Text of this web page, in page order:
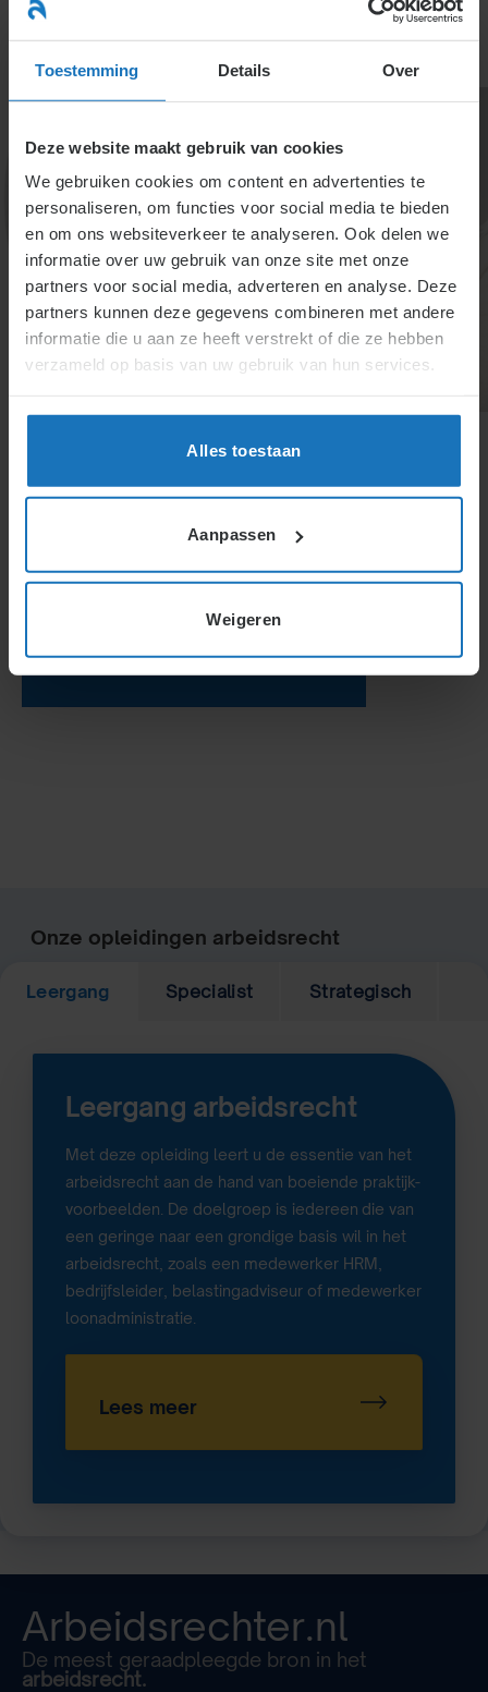
Toestemming Details Over
Deze website maakt gebruik van cookies
We gebruiken cookies om content en advertenties te
personaliseren, om functies voor social media te bieden
en om ons websiteverkeer te analyseren. Ook delen we
informatie over uw gebruik van onze site met onze
partners voor social media, adverteren en analyse. Deze
partners kunnen deze gegevens combineren met andere
informatie die u aan ze heeft verstrekt of die ze hebben
verzameld op basis van uw gebruik van hun services.
Alles toestaan
Aanpassen
Weigeren
naar
inhoud
Specialisten info
Deze informatie is voor de cursisten van onze
opleidingen.
Inlog voor cursisten
Onze opleidingen arbeidsrecht
Leergang Specialist Strategisch
Leergang arbeidsrecht
Met deze opleiding leert u de essentie van het
arbeidsrecht aan de hand van boeiende praktijk-
voorbeelden. De doelgroep is iedereen die van
een geringe naar een grondige basis wil in het
arbeidsrecht, zoals een medewerker HRM,
bedrijfsleider, belastingadviseur of medewerker
loonadministratie.
Lees meer
Arbeidsrechter.nl
De meest geraadpleegde bron in het
arbeidsrecht.